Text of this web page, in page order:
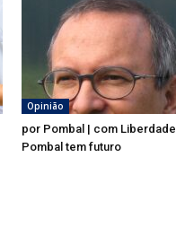
Opinião
por Pombal | com Liberdade
Pombal tem futuro